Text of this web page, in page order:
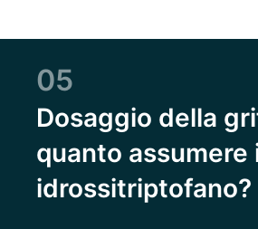
05
Dosaggio della
quanto assumere
idrossitriptofano?